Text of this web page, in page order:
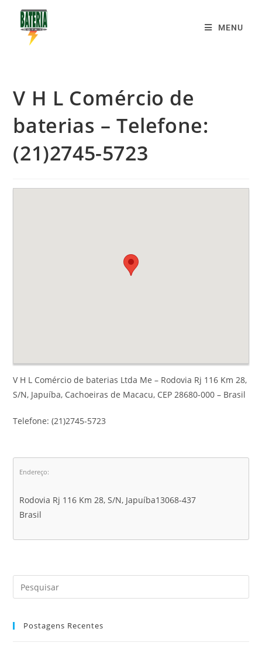
MENU
V H L Comércio de
baterias – Telefone:
(21)2745-5723
V H L Comércio de baterias Ltda Me – Rodovia Rj 116 Km 28,
S/N, Japuíba, Cachoeiras de Macacu, CEP 28680-000 – Brasil
Telefone: (21)2745-5723
Endereço:
Rodovia Rj 116 Km 28, S/N, Japuíba13068-437
Brasil
Postagens Recentes